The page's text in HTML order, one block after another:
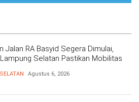
Jalan RA Basyid Segera Dimulai,
Selatan Pastikan Mobilitas
Agustus 6, 2026